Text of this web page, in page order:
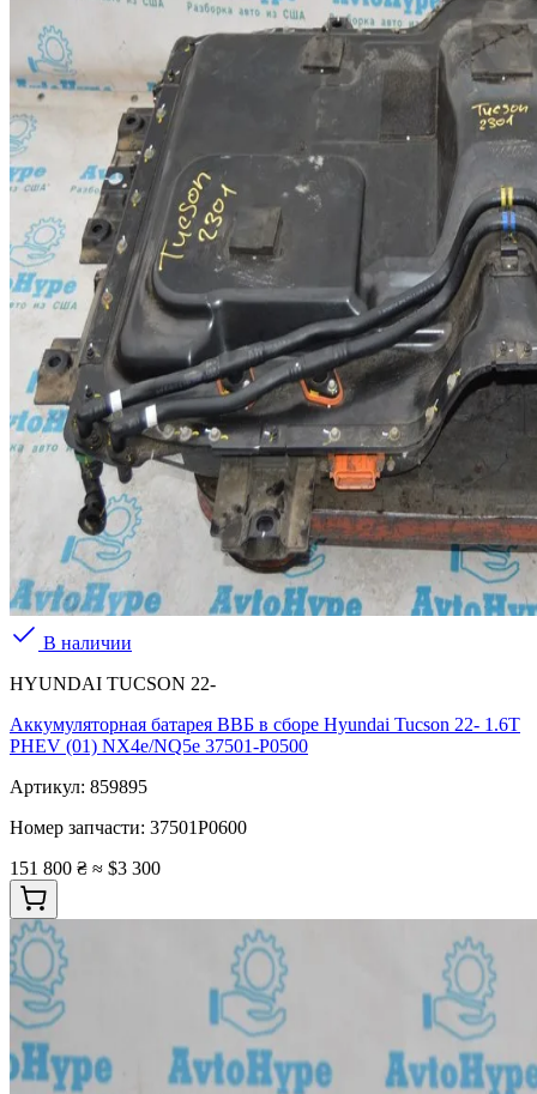
В наличии
HYUNDAI TUCSON 22-
Аккумуляторная батарея ВВБ в сборе Hyundai Tucson 22- 1.6T
PHEV (01) NX4e/NQ5e 37501-P0500
Артикул: 859895
Номер запчасти: 37501P0600
151 800 ₴ ≈ $3 300